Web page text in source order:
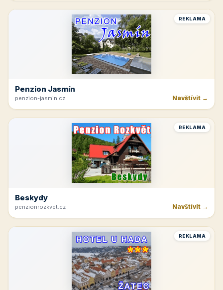
REKLAMA
Penzion Jasmín
penzion-jasmin.cz Navštívit →
REKLAMA
Beskydy
penzionrozkvet.cz Navštívit →
REKLAMA